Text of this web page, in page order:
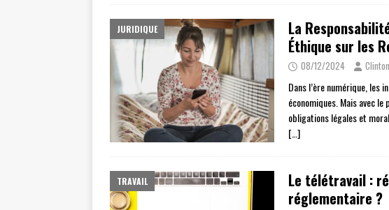
JURIDIQUE
La
Éthique sur les
08/12/2024
Dans l’ère numérique, les
économiques. Mais avec
obligations légales et
[…]
TRAVAIL
Le télétravail :
réglementaire ?